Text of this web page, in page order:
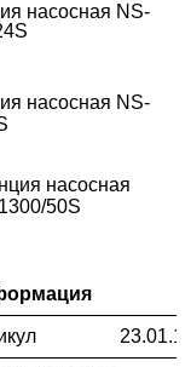
насосная NS-
насосная
50S